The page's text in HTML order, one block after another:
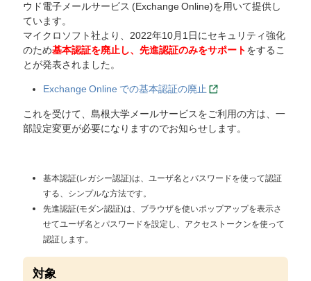
ウド電子メールサービス (Exchange Online)を用いて提供し
ています。
マイクロソフト社より、2022年10月1日にセキュリティ強化
のため基本認証を廃止し、先進認証のみをサポートをするこ
とが発表されました。
Exchange Online での基本認証の廃止
これを受けて、島根大学メールサービスをご利用の方は、一
部設定変更が必要になりますのでお知らせします。
基本認証(レガシー認証)は、ユーザ名とパスワードを使って認証
する、シンプルな方法です。
先進認証(モダン認証)は、ブラウザを使いポップアップを表示さ
せてユーザ名とパスワードを設定し、アクセストークンを使って
認証します。
対象